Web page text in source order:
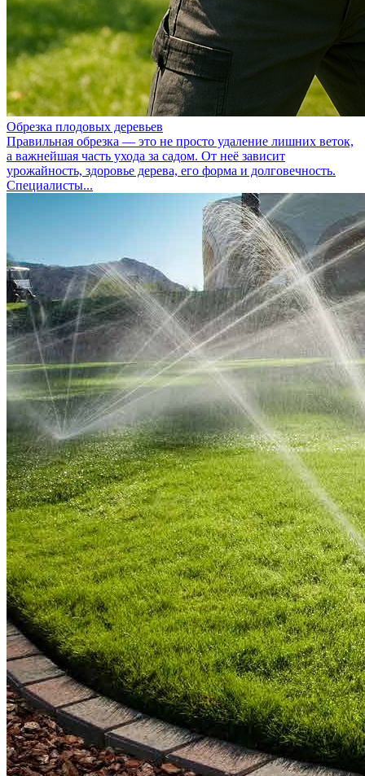
Обрезка плодовых деревьев
Правильная обрезка — это не просто удаление лишних веток,
а важнейшая часть ухода за садом. От неё зависит
урожайность, здоровье дерева, его форма и долговечность.
Специалисты...